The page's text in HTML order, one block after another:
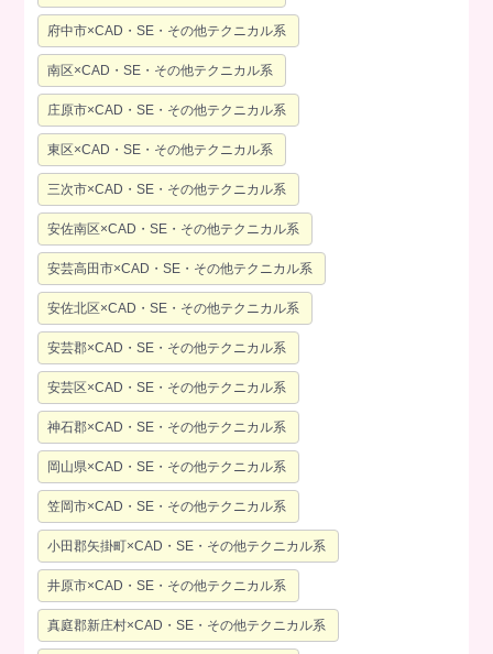
府中市×CAD・SE・その他テクニカル系
南区×CAD・SE・その他テクニカル系
庄原市×CAD・SE・その他テクニカル系
東区×CAD・SE・その他テクニカル系
三次市×CAD・SE・その他テクニカル系
安佐南区×CAD・SE・その他テクニカル系
安芸高田市×CAD・SE・その他テクニカル系
安佐北区×CAD・SE・その他テクニカル系
安芸郡×CAD・SE・その他テクニカル系
安芸区×CAD・SE・その他テクニカル系
神石郡×CAD・SE・その他テクニカル系
岡山県×CAD・SE・その他テクニカル系
笠岡市×CAD・SE・その他テクニカル系
小田郡矢掛町×CAD・SE・その他テクニカル系
井原市×CAD・SE・その他テクニカル系
真庭郡新庄村×CAD・SE・その他テクニカル系